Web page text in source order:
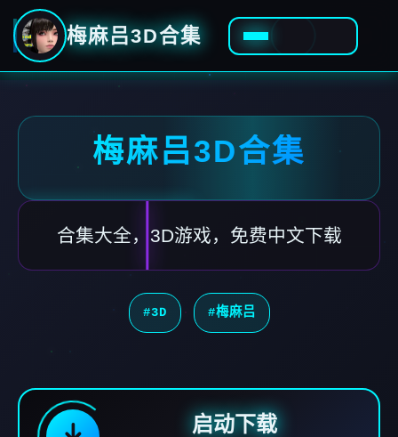
梅麻吕3D合集
梅麻吕3D合集
合集大全，3D游戏，免费中文下载
#3D #梅麻吕
启动下载